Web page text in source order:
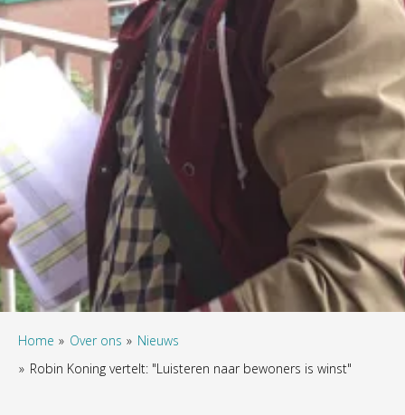
Home Over ons
Nieuws
Robin Koning vertelt: "Luisteren naar bewoners is winst"